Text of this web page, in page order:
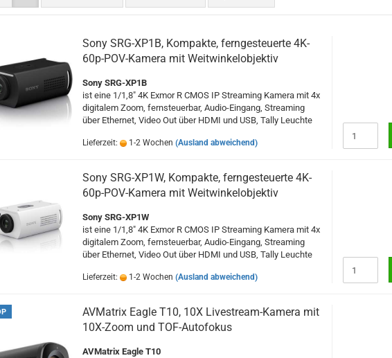
Sony SRG-XP1B, Kompakte, ferngesteuerte 4K-
60p-POV-Kamera mit Weitwinkelobjektiv
Sony SRG-XP1B
ist eine 1/1,8" 4K Exmor R CMOS IP Streaming Kamera mit 4x
digitalem Zoom, fernsteuerbar, Audio-Eingang, Streaming
über Ethernet, Video Out über HDMI und USB, Tally Leuchte
Lieferzeit: 1-2 Wochen (Ausland abweichend)
Sony SRG-XP1W, Kompakte, ferngesteuerte 4K-
60p-POV-Kamera mit Weitwinkelobjektiv
Sony SRG-XP1W
ist eine 1/1,8" 4K Exmor R CMOS IP Streaming Kamera mit 4x
digitalem Zoom, fernsteuerbar, Audio-Eingang, Streaming
über Ethernet, Video Out über HDMI und USB, Tally Leuchte
Lieferzeit: 1-2 Wochen (Ausland abweichend)
AVMatrix Eagle T10, 10X Livestream-Kamera mit
10X-Zoom und TOF-Autofokus
AVMatrix Eagle T10